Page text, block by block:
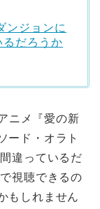
ンジョンに
るだろうか
ニメ『愛の新
ード・オラト
違っているだ
視聴できるの
もしれません